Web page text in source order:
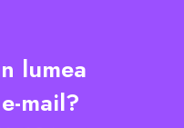
lumea
mail?